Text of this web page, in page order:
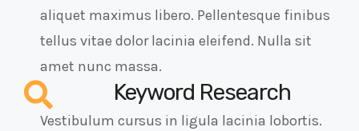
aliquet maximus libero. Pellentesque finibus
tellus vitae dolor lacinia eleifend. Nulla sit
amet nunc massa.
Keyword Research
Vestibulum cursus in ligula lacinia lobortis.